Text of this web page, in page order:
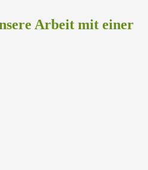
Arbeit mit einer